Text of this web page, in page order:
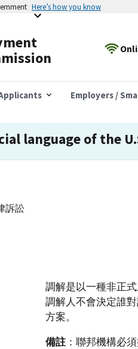
Here’s how you know
Employers /
language of the
訴訟
調解是以一種非正
調解人不會決定誰
方案。
備註 ：聯邦機構必